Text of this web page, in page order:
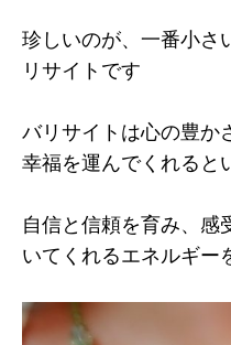
珍しいのが、一番小さ
リサイトです
バリサイトは心の豊か
幸福を運んでくれると
自信と信頼を育み、感
いてくれるエネルギー